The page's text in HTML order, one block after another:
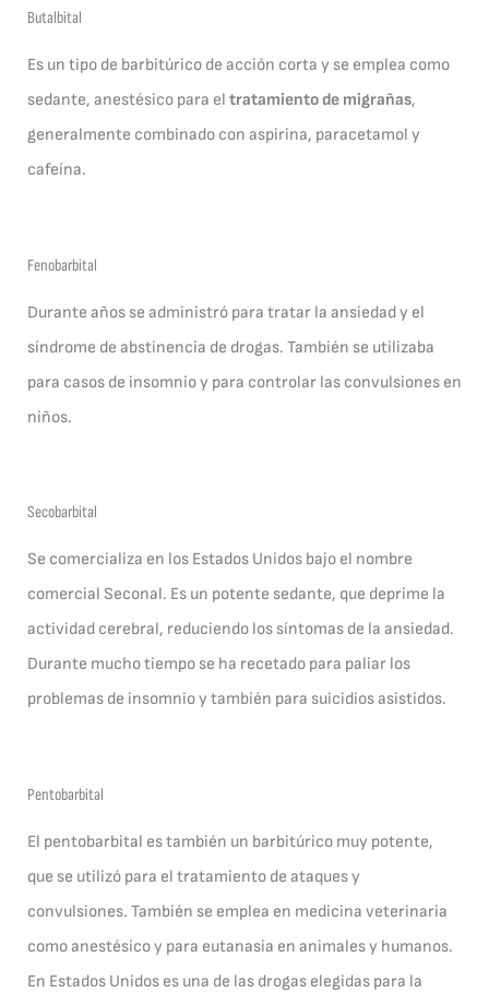
Butalbital
Es un tipo de barbitúrico de acción corta y se emplea como
sedante, anestésico para el tratamiento de migrañas,
generalmente combinado con aspirina, paracetamol y
cafeína.
Fenobarbital
Durante años se administró para tratar la ansiedad y el
síndrome de abstinencia de drogas. También se utilizaba
para casos de insomnio y para controlar las convulsiones en
niños.
Secobarbital
Se comercializa en los Estados Unidos bajo el nombre
comercial Seconal. Es un potente sedante, que deprime la
actividad cerebral, reduciendo los síntomas de la ansiedad.
Durante mucho tiempo se ha recetado para paliar los
problemas de insomnio y también para suicidios asistidos.
Pentobarbital
El pentobarbital es también un barbitúrico muy potente,
que se utilizó para el tratamiento de ataques y
convulsiones. También se emplea en medicina veterinaria
como anestésico y para eutanasia en animales y humanos.
En Estados Unidos es una de las drogas elegidas para la